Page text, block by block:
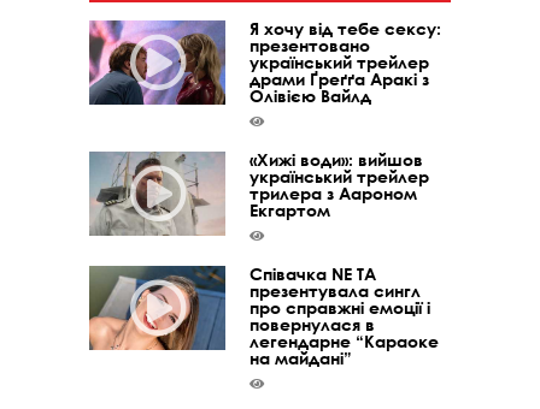
Я хочу від тебе сексу:
презентовано
український трейлер
драми Ґреґґа Аракі з
Олівією Вайлд
«Хижі води»: вийшов
український трейлер
трилера з Аароном
Екгартом
Співачка NE TA
презентувала сингл
про справжні емоції і
повернулася в
легендарне “Караоке
на майдані”